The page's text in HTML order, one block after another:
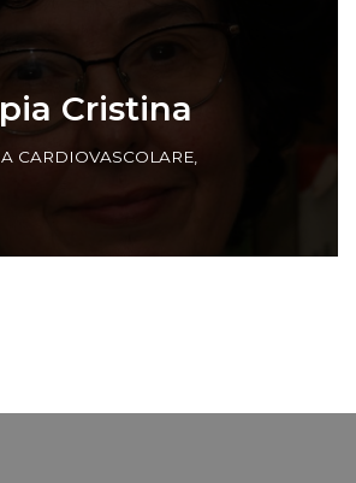
Cristina
CARDIOVASCOLARE,